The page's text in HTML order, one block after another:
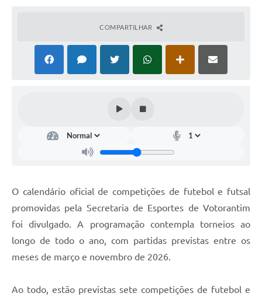
Plano Municipal de Retomada das Aulas Presenciais
COVID - 19
Ouvidoria
Uso de Internet e Recursos de Informática
Guarda Civil Municipal (GCM)
Arborização urbana
Manual para arquivo de remessa – NFSe
COMPARTILHAR
O calendário oficial de competições de futebol e futsal
promovidas pela Secretaria de Esportes de Votorantim
foi divulgado. A programação contempla torneios ao
longo de todo o ano, com partidas previstas entre os
meses de março e novembro de 2026.
Ao todo, estão previstas sete competições de futebol e